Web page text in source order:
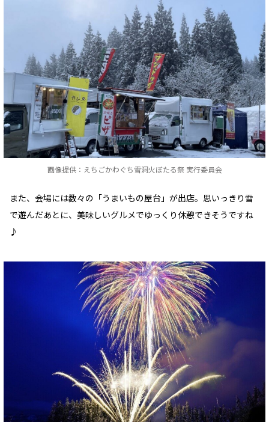
画像提供：えちごかわぐち雪洞火ぼたる祭 実行委員会
また、会場には数々の「うまいもの屋台」が出店。思いっきり雪
で遊んだあとに、美味しいグルメでゆっくり休憩できそうですね
♪